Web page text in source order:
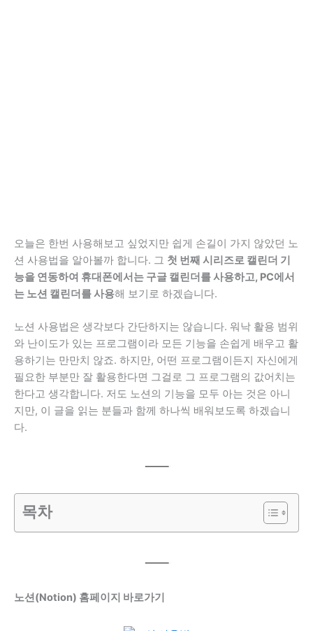
오늘은 한번 사용해보고 싶었지만 쉽게 손길이 가지 않았던 노
션 사용법을 알아볼까 합니다. 그 첫 번째 시리즈로 캘린더 기
능을 연동하여 휴대폰에서는 구글 캘린더를 사용하고, PC에서
는 노션 캘린더를 사용해 보기로 하겠습니다.
노션 사용법은 생각보다 간단하지는 않습니다. 워낙 활용 범위
와 난이도가 있는 프로그램이라 모든 기능을 손쉽게 배우고 활
용하기는 만만치 않죠. 하지만, 어떤 프로그램이든지 자신에게
필요한 부분만 잘 활용한다면 그걸로 그 프로그램의 값어치는
한다고 생각합니다. 저도 노션의 기능을 모두 아는 것은 아니
지만, 이 글을 읽는 분들과 함께 하나씩 배워보도록 하겠습니
다.
목차
노션(Notion) 홈페이지 바로가기